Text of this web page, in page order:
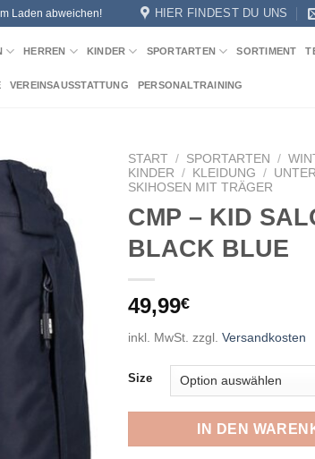
Laden abweichen! HIER FINDEST DU UNS
HERREN KINDER SPORTARTEN SORTIMENT
VEREINSAUSSTATTUNG PERSONALTRAINING
Add to
wishlist
START / SPORTARTEN /
KINDER
/ KLEIDUNG /
SKIHOSEN MIT TRÄGER
CMP – KID
BLACK BLUE
49,99€
inkl. MwSt. zzgl. Versandkosten
Size
IN DEN